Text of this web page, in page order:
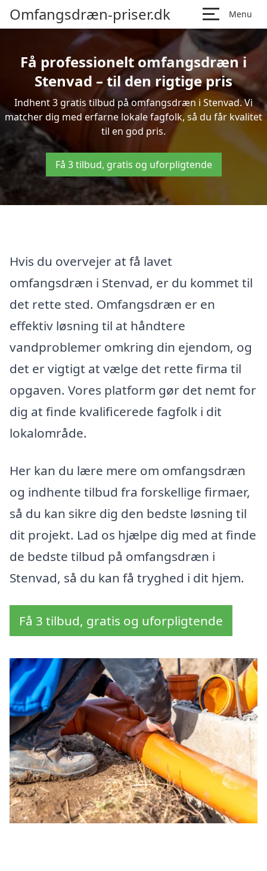
Omfangsdræn-priser.dk Menu
Få professionelt omfangsdræn i
Stenvad – til den rigtige pris
Indhent 3 gratis tilbud på omfangsdræn i Stenvad. Vi
matcher dig med erfarne lokale fagfolk, så du får kvalitet
til en god pris.
Få 3 tilbud, gratis og uforpligtende
Hvis du overvejer at få lavet
omfangsdræn i Stenvad, er du kommet til
det rette sted. Omfangsdræn er en
effektiv løsning til at håndtere
vandproblemer omkring din ejendom, og
det er vigtigt at vælge det rette firma til
opgaven. Vores platform gør det nemt for
dig at finde kvalificerede fagfolk i dit
lokalområde.
Her kan du lære mere om omfangsdræn
og indhente tilbud fra forskellige firmaer,
så du kan sikre dig den bedste løsning til
dit projekt. Lad os hjælpe dig med at finde
de bedste tilbud på omfangsdræn i
Stenvad, så du kan få tryghed i dit hjem.
Få 3 tilbud, gratis og uforpligtende